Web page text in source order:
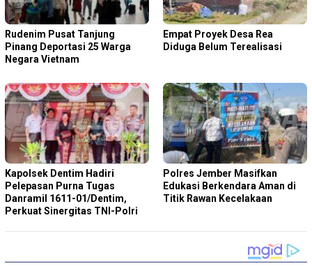
Rudenim Pusat Tanjung
Pinang Deportasi 25 Warga
Negara Vietnam
Empat Proyek Desa Rea
Diduga Belum Terealisasi
Kapolsek Dentim Hadiri
Pelepasan Purna Tugas
Danramil 1611-01/Dentim,
Perkuat Sinergitas TNI-Polri
Polres Jember Masifkan
Edukasi Berkendara Aman di
Titik Rawan Kecelakaan